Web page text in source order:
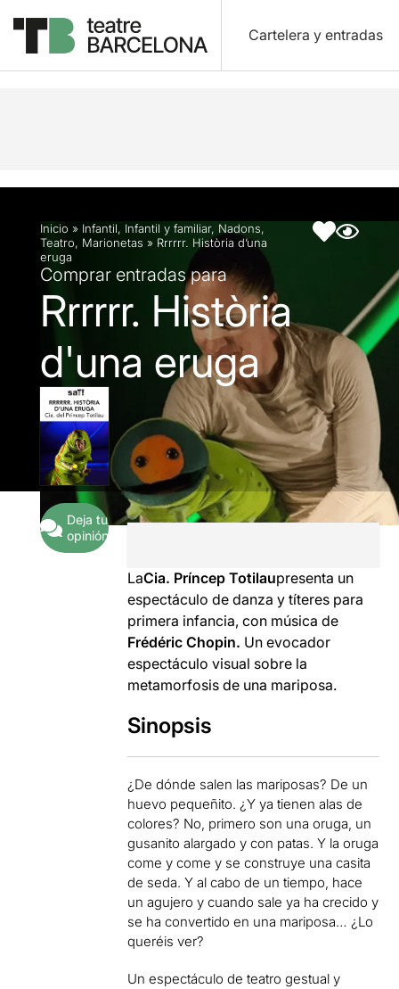
Cartelera y entradas
Descripción Ficha artística Fotos y vídeos
Inicio » Infantil, Infantil y familiar, Nadons,
Teatro, Marionetas » Rrrrrr. Història d’una
eruga
Comprar entradas para
Rrrrrr. Història
d'una eruga
Deja tu
opinión
LaCia. Príncep Totilaupresenta un
espectáculo de danza y títeres para
primera infancia, con música de
Frédéric Chopin. Un evocador
espectáculo visual sobre la
metamorfosis de una mariposa.
Sinopsis
¿De dónde salen las mariposas? De un
huevo pequeñito. ¿Y ya tienen alas de
colores? No, primero son una oruga, un
gusanito alargado y con patas. Y la oruga
come y come y se construye una casita
de seda. Y al cabo de un tiempo, hace
un agujero y cuando sale ya ha crecido y
se ha convertido en una mariposa… ¿Lo
queréis ver?
Un espectáculo de teatro gestual y